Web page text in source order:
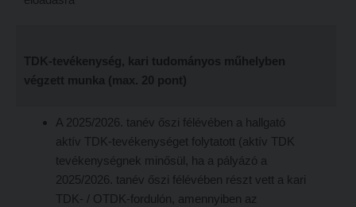
TDK-tevékenység, kari tudományos műhelyben
végzett munka (max. 20 pont)
A 2025/2026. tanév őszi félévében a hallgató
aktív TDK-tevékenységet folytatott (aktív TDK
tevékenységnek minősül, ha a pályázó a
2025/2026. tanév őszi félévében részt vett a kari
TDK- / OTDK-fordulón, amennyiben az